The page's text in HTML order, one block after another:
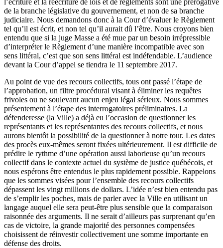
de la branche législative du gouvernement, et non de sa branche
judiciaire. Nous demandons donc à la Cour d’évaluer le Règlement
tel qu’il est écrit, et non tel qu’il aurait dû l’être. Nous croyons bien
entendu que si la juge Masse a été mue par un besoin irrépressible
d’interpréter le Règlement d’une manière incompatible avec son
sens littéral, c’est que son sens littéral est indéfendable. L’audience
devant la Cour d’appel se tiendra le 11 septembre 2017.
Au point de vue des recours collectifs, tous ont passé l’étape de
l’approbation, un filtre procédural visant à éliminer les requêtes
frivoles ou ne soulevant aucun enjeu légal sérieux. Nous sommes
présentement à l’étape des interrogatoires préliminaires. La
défenderesse (la Ville) a déjà eu l’occasion de questionner les
représentants et les représentantes des recours collectifs, et nous
aurons bientôt la possibilité de la questionner à notre tour. Les dates
des procès eux-mêmes seront fixées ultérieurement. Il est difficile de
prédire le rythme d’une opération aussi laborieuse qu’un recours
collectif dans le contexte actuel du système de justice québécois, et
nous espérons être entendus le plus rapidement possible. Rappelons
que les sommes visées pour l’ensemble des recours collectifs
dépassent les vingt millions de dollars. L’idée n’est bien entendu pas
de s’emplir les poches, mais de parler avec la Ville en utilisant un
langage auquel elle sera peut-être plus sensible que la comparaison
raisonnée des arguments. Il ne serait d’ailleurs pas surprenant qu’en
cas de victoire, la grande majorité des personnes compensées
choisissent de réinvestir collectivement une somme importante en
défense des droits.